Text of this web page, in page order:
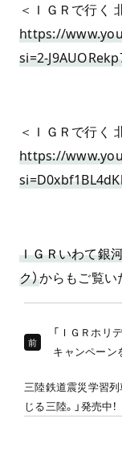
＜ＩＧＲで行く
https://
si=2-
＜ＩＧＲで行く
https://
ＩＧＲいわて銀
ク）からもご覧い
前
「ＩＧＲホリ
キャンペーン
三陸鉄道震災学習列
じる三陸。」発売中！